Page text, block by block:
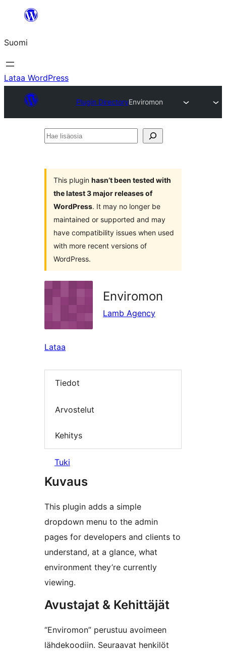
Suomi
Lataa WordPress
Plugin DirectoryEnviromon
Hae
This plugin hasn’t been tested with
the latest 3 major releases of
WordPress. It may no longer be
maintained or supported and may
have compatibility issues when used
with more recent versions of
WordPress.
Enviromon
Lamb Agency
Lataa
Tiedot
Arvostelut
Kehitys
Tuki
Kuvaus
This plugin adds a simple
dropdown menu to the admin
pages for developers and clients to
understand, at a glance, what
environment they’re currently
viewing.
Avustajat & Kehittäjät
“Enviromon” perustuu avoimeen
lähdekoodiin. Seuraavat henkilöt